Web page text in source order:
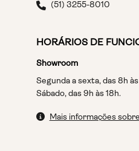
(51) 3255-8010
HORÁRIOS DE
Showroom
Segunda a sexta, das 8h
Sábado, das 9h às 18h.
Mais informações